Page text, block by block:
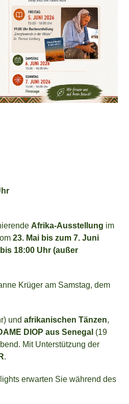
Afrika-Ausstellung im
23. Mai bis zum 7. Juni
18:00 Uhr (außer
Krüger am Samstag, dem
undafrikanischen Tänzen,
DIOP aus Senegal (19
Mit Unterstützung der
.
erwarten Sie während des